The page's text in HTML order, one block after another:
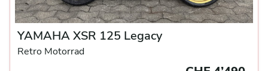
YAMAHA XSR 125 Legacy
Retro Motorrad